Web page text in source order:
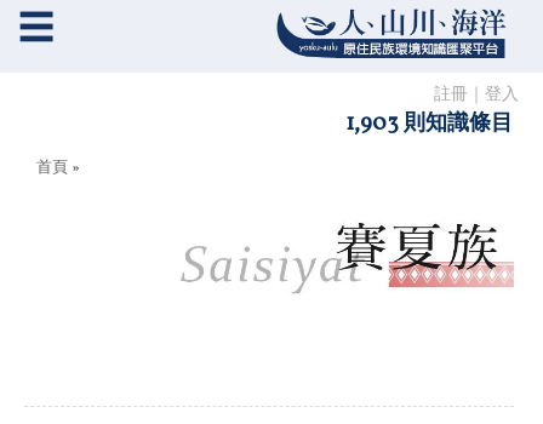
註冊 登入
1,903 則知識條目
☰
您在這裡
首頁 »